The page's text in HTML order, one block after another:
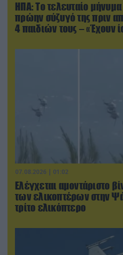
ΗΠΑ: Το τελευταίο
πρώην σύζυγό της πριν
4 παιδιών τους – «Έχουν
07.08.2026 | 01:02
Ελέγχεται αμοντάριστο
των ελικοπτέρων στην
τρίτο ελικόπτερο